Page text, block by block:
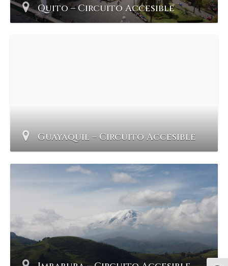
Quito – Circuito Accesible
Guayaquil – Circuito Accesible